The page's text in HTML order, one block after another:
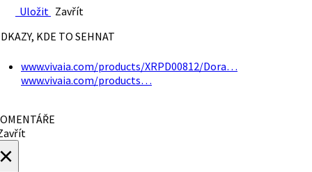
Uložit Zavřít
KDE TO SEHNAT
www.vivaia.com/products/XRPD00812/Dora…
www.vivaia.com/products…